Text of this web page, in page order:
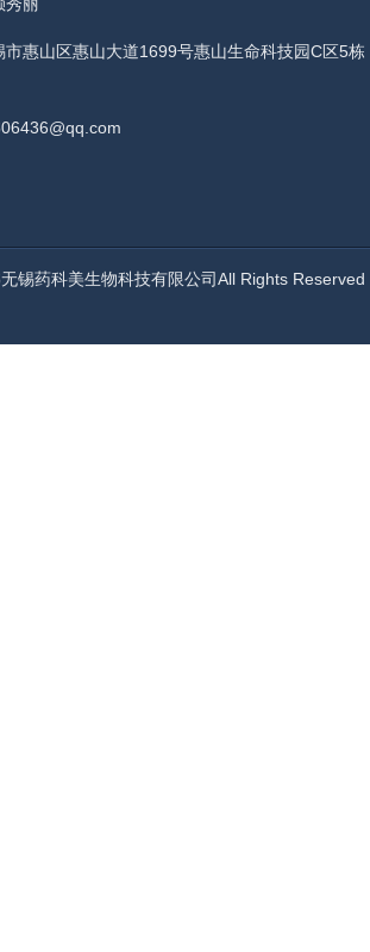
市惠山区惠山大道1699号惠山生命科技园C区5栋
锡药科美生物科技有限公司All Rights